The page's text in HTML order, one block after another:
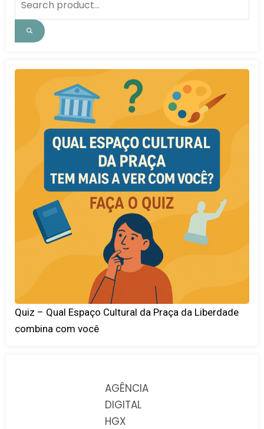
Quiz – Qual Espaço Cultural da Praça da Liberdade
combina com você
AGÊNCIA
DIGITAL
HGX